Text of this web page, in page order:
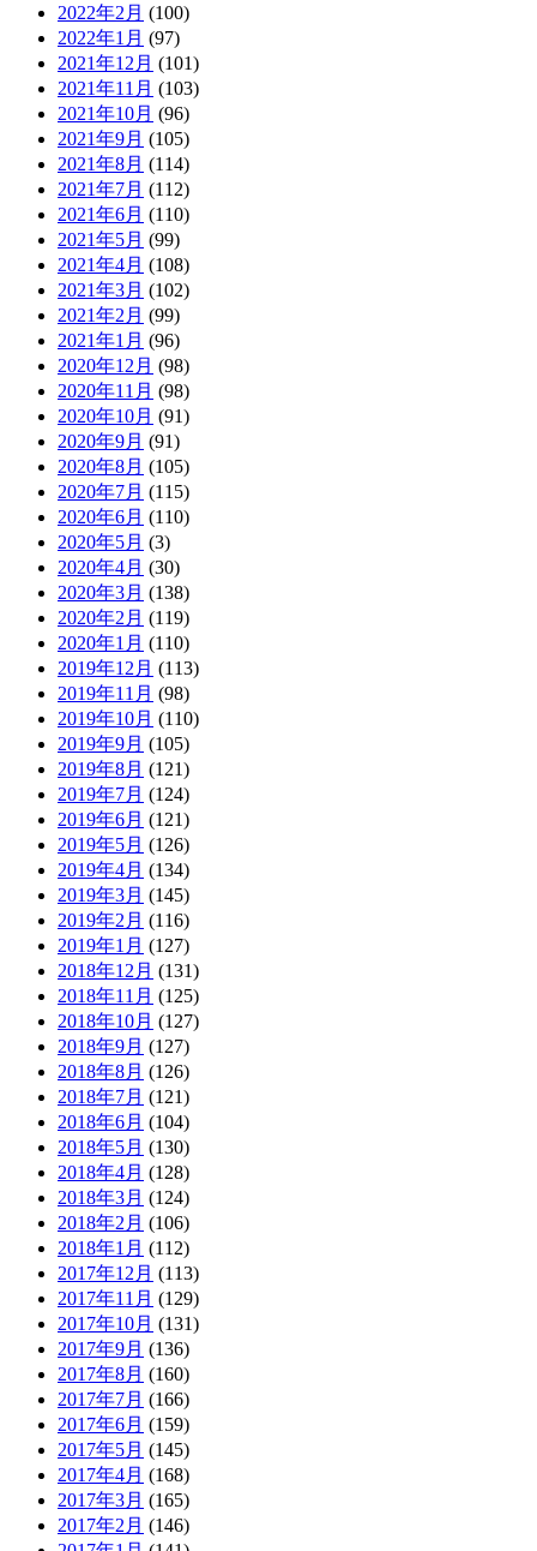
2022年2月 (100)
2022年1月 (97)
2021年12月 (101)
2021年11月 (103)
2021年10月 (96)
2021年9月 (105)
2021年8月 (114)
2021年7月 (112)
2021年6月 (110)
2021年5月 (99)
2021年4月 (108)
2021年3月 (102)
2021年2月 (99)
2021年1月 (96)
2020年12月 (98)
2020年11月 (98)
2020年10月 (91)
2020年9月 (91)
2020年8月 (105)
2020年7月 (115)
2020年6月 (110)
2020年5月 (3)
2020年4月 (30)
2020年3月 (138)
2020年2月 (119)
2020年1月 (110)
2019年12月 (113)
2019年11月 (98)
2019年10月 (110)
2019年9月 (105)
2019年8月 (121)
2019年7月 (124)
2019年6月 (121)
2019年5月 (126)
2019年4月 (134)
2019年3月 (145)
2019年2月 (116)
2019年1月 (127)
2018年12月 (131)
2018年11月 (125)
2018年10月 (127)
2018年9月 (127)
2018年8月 (126)
2018年7月 (121)
2018年6月 (104)
2018年5月 (130)
2018年4月 (128)
2018年3月 (124)
2018年2月 (106)
2018年1月 (112)
2017年12月 (113)
2017年11月 (129)
2017年10月 (131)
2017年9月 (136)
2017年8月 (160)
2017年7月 (166)
2017年6月 (159)
2017年5月 (145)
2017年4月 (168)
2017年3月 (165)
2017年2月 (146)